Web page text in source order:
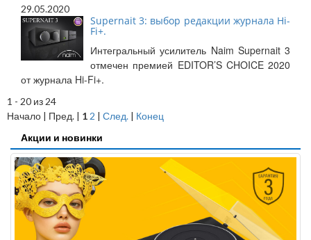
29.05.2020
Supernait 3: выбор редакции журнала Hi-
Fi+.
Интегральный усилитель Naim Supernait 3
отмечен премией EDITOR’S CHOICE 2020
от журнала Hi-Fi+.
1 - 20 из 24
Начало | Пред. | 1 2 | След. | Конец
Акции и новинки